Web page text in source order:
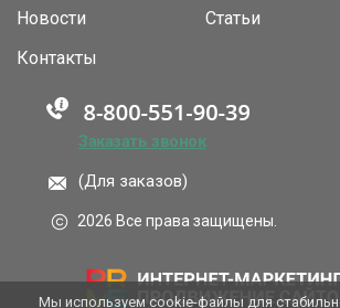
Новости
Статьи
Контакты
Заказать звонок
(Для заказов)
2026 Все права защищены.
Мы используем cookie-файлы для